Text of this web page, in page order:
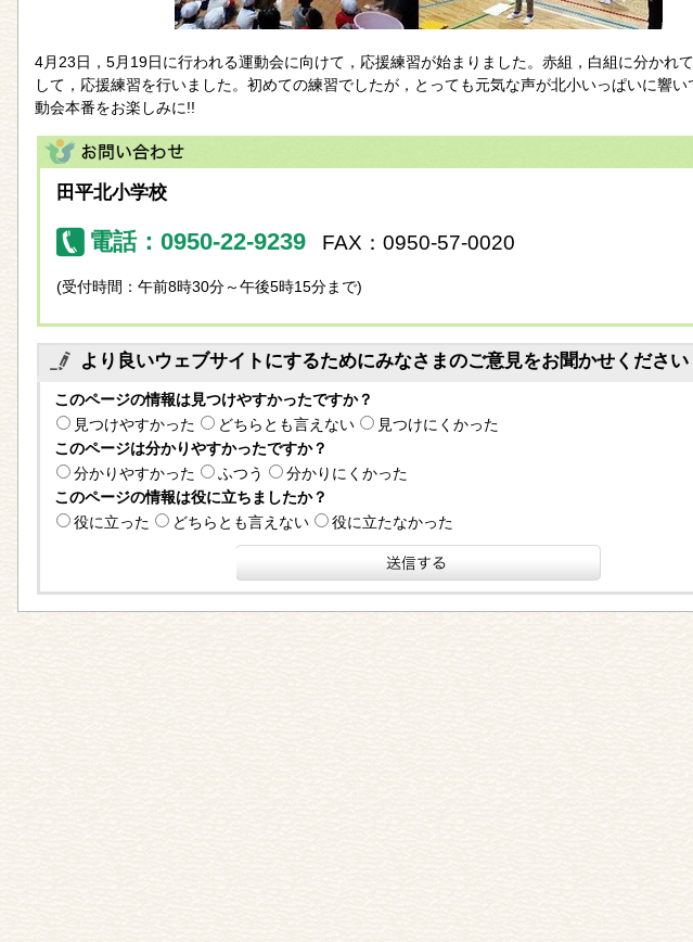
4月23日，5月19日に行われる運動会に向けて，応援練習が始まりました。赤組，白組に分かれ
して，応援練習を行いました。初めての練習でしたが，とっても元気な声が北小いっぱいに響い
動会本番をお楽しみに!!
田平北小学校
電話：0950-22-9239 FAX：0950-57-0020
(受付時間：午前8時30分～午後5時15分まで)
より良いウェブサイトにするためにみなさまのご意見をお聞かせください
このページの情報は見つけやすかったですか？
見つけやすかった
どちらとも言えない
見つけにくかった
このページは分かりやすかったですか？
分かりやすかった
ふつう
分かりにくかった
このページの情報は役に立ちましたか？
役に立った
どちらとも言えない 役に立たなかった